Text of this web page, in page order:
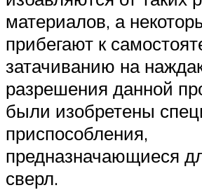
материалов, а
прибегают к
затачиванию на
разрешения данной
были изобретены
приспособления,
предназначающиеся
сверл.